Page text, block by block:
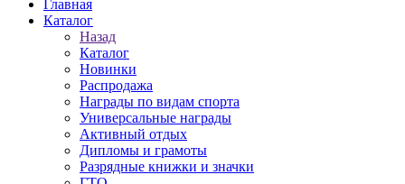
Главная
Каталог
Назад
Каталог
Новинки
Распродажа
Награды по видам спорта
Универсальные награды
Активный отдых
Дипломы и грамоты
Разрядные книжки и значки